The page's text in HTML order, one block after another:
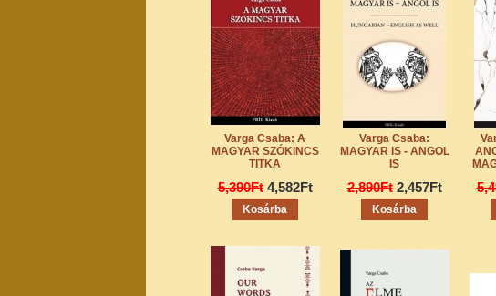
Varga Csaba: A
MAGYAR SZÓKINCS
TITKA
5,390Ft 4,582Ft
Varga Csaba:
MAGYAR IS - ANGOL
IS
2,890Ft 2,457Ft